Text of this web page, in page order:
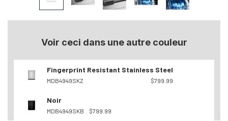
Voir ceci dans une autre couleur
Fingerprint Resistant Stainless Steel
MDB4949SKZ $799.99
Noir
MDB4949SKB $799.99